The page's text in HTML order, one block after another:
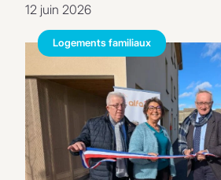
12 juin 2026
Logements familiaux